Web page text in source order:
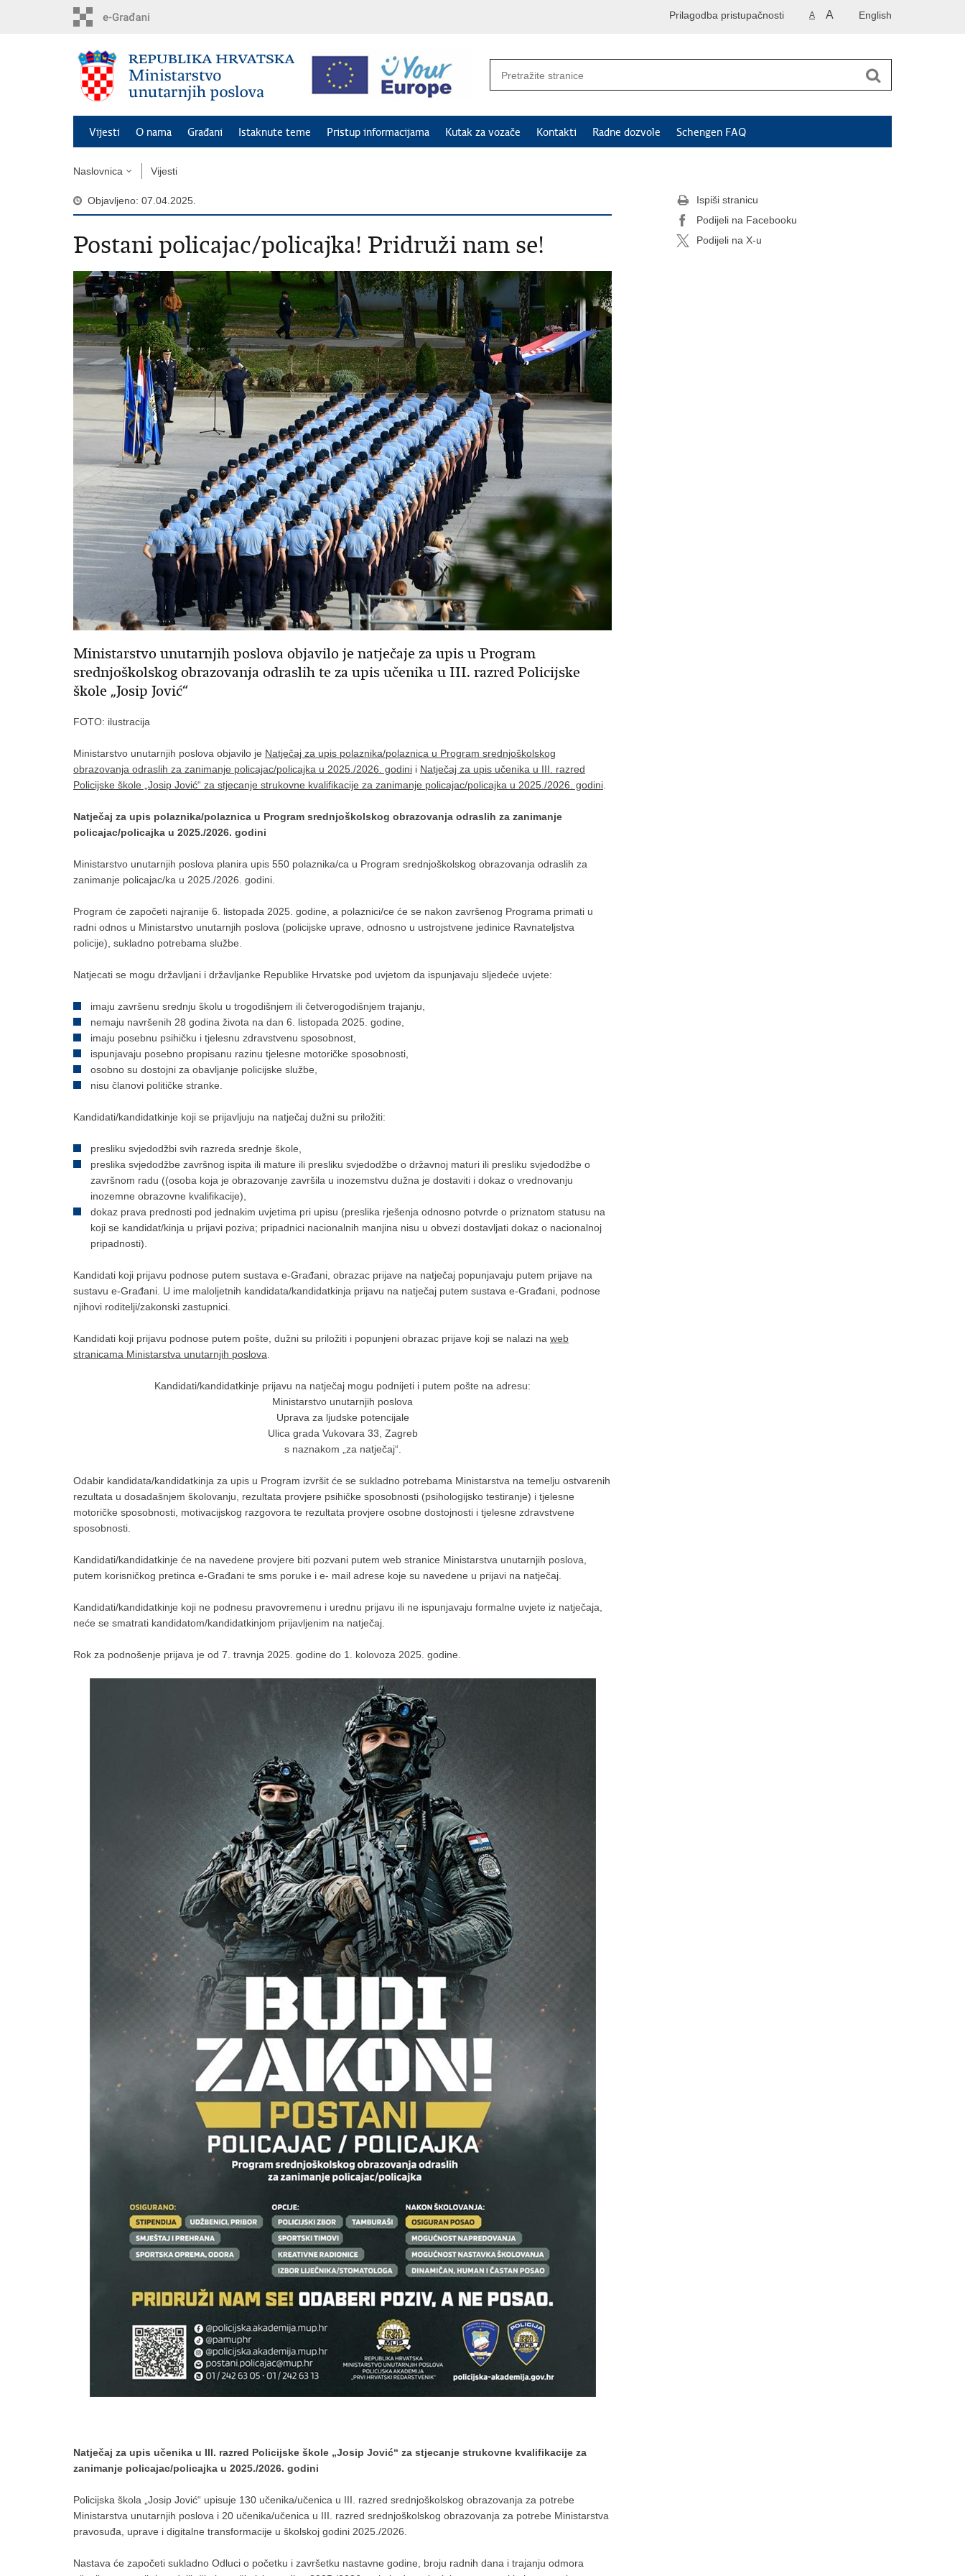
English
A A
Prilagodba pristupačnosti
Vijesti O nama Građani Istaknute teme Pristup informacijama Kutak za vozače Kontakti Radne dozvole Schengen FAQ
Naslovnica Vijesti
Objavljeno: 07.04.2025.
Postani policajac/policajka! Pridruži nam se!
Ministarstvo unutarnjih poslova objavilo je natječaje za upis u Program
srednjoškolskog obrazovanja odraslih te za upis učenika u III. razred Policijske
škole „Josip Jović“
FOTO: ilustracija
Ministarstvo unutarnjih poslova objavilo je Natječaj za upis polaznika/polaznica u Program srednjoškolskog
obrazovanja odraslih za zanimanje policajac/policajka u 2025./2026. godini i Natječaj za upis učenika u III. razred
Policijske škole „Josip Jović“ za stjecanje strukovne kvalifikacije za zanimanje policajac/policajka u 2025./2026. godini
Natječaj za upis polaznika/polaznica u Program srednjoškolskog obrazovanja odraslih za zanimanje
policajac/policajka u 2025./2026. godini
Ministarstvo unutarnjih poslova planira upis 550 polaznika/ca u Program srednjoškolskog obrazovanja odraslih za
zanimanje policajac/ka u 2025./2026. godini.
Program će započeti najranije 6. listopada 2025. godine, a polaznici/ce će se nakon završenog Programa primati u
radni odnos u Ministarstvo unutarnjih poslova (policijske uprave, odnosno u ustrojstvene jedinice Ravnateljstva
policije), sukladno potrebama službe.
Natjecati se mogu državljani i državljanke Republike Hrvatske pod uvjetom da ispunjavaju sljedeće uvjete:
imaju završenu srednju školu u trogodišnjem ili četverogodišnjem trajanju,
nemaju navršenih 28 godina života na dan 6. listopada 2025. godine,
imaju posebnu psihičku i tjelesnu zdravstvenu sposobnost,
ispunjavaju posebno propisanu razinu tjelesne motoričke sposobnosti,
osobno su dostojni za obavljanje policijske službe,
nisu članovi političke stranke.
Kandidati/kandidatkinje koji se prijavljuju na natječaj dužni su priložiti:
presliku svjedodžbi svih razreda srednje škole,
preslika svjedodžbe završnog ispita ili mature ili presliku svjedodžbe o državnoj maturi ili presliku svjedodžbe o
završnom radu ((osoba koja je obrazovanje završila u inozemstvu dužna je dostaviti i dokaz o vrednovanju
inozemne obrazovne kvalifikacije),
dokaz prava prednosti pod jednakim uvjetima pri upisu (preslika rješenja odnosno potvrde o priznatom statusu na
koji se kandidat/kinja u prijavi poziva; pripadnici nacionalnih manjina nisu u obvezi dostavljati dokaz o nacionalnoj
pripadnosti).
Kandidati koji prijavu podnose putem sustava e-Građani, obrazac prijave na natječaj popunjavaju putem prijave na
sustavu e-Građani. U ime maloljetnih kandidata/kandidatkinja prijavu na natječaj putem sustava e-Građani, podnose
njihovi roditelji/zakonski zastupnici.
Kandidati koji prijavu podnose putem pošte, dužni su priložiti i popunjeni obrazac prijave koji se nalazi na web
stranicama Ministarstva unutarnjih poslova
Kandidati/kandidatkinje prijavu na natječaj mogu podnijeti i putem pošte na adresu:
Ministarstvo unutarnjih poslova
Uprava za ljudske potencijale
Ulica grada Vukovara 33, Zagreb
s naznakom „za natječaj“.
Odabir kandidata/kandidatkinja za upis u Program izvršit će se sukladno potrebama Ministarstva na temelju ostvarenih
rezultata u dosadašnjem školovanju, rezultata provjere psihičke sposobnosti (psihologijsko testiranje) i tjelesne
motoričke sposobnosti, motivacijskog razgovora te rezultata provjere osobne dostojnosti i tjelesne zdravstvene
sposobnosti.
Kandidati/kandidatkinje će na navedene provjere biti pozvani putem web stranice Ministarstva unutarnjih poslova,
putem korisničkog pretinca e-Građani te sms poruke i e- mail adrese koje su navedene u prijavi na natječaj.
Kandidati/kandidatkinje koji ne podnesu pravovremenu i urednu prijavu ili ne ispunjavaju formalne uvjete iz natječaja,
neće se smatrati kandidatom/kandidatkinjom prijavljenim na natječaj.
Rok za podnošenje prijava je od 7. travnja 2025. godine do 1. kolovoza 2025. godine.
Natječaj za upis učenika u III. razred Policijske škole „Josip Jović“ za stjecanje strukovne kvalifikacije za
zanimanje policajac/policajka u 2025./2026. godini
Policijska škola „Josip Jović“ upisuje 130 učenika/učenica u III. razred srednjoškolskog obrazovanja za potrebe
Ministarstva unutarnjih poslova i 20 učenika/učenica u III. razred srednjoškolskog obrazovanja za potrebe Ministarstva
pravosuđa, uprave i digitalne transformacije u školskoj godini 2025./2026.
Nastava će započeti sukladno Odluci o početku i završetku nastavne godine, broju radnih dana i trajanju odmora
Ispiši stranicu
Podijeli na Facebooku
Podijeli na X-u